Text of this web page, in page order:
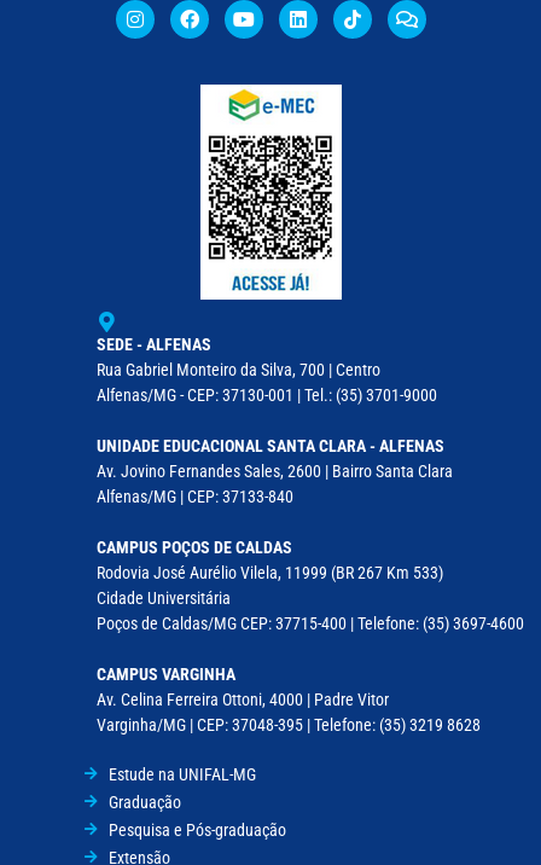
SEDE - ALFENAS
Rua Gabriel Monteiro da Silva, 700 | Centro
Alfenas/MG - CEP: 37130-001 | Tel.: (35) 3701-9000
UNIDADE EDUCACIONAL SANTA CLARA - ALFENAS
Av. Jovino Fernandes Sales, 2600 | Bairro Santa Clara
Alfenas/MG | CEP: 37133-840
CAMPUS POÇOS DE CALDAS
Rodovia José Aurélio Vilela, 11999 (BR 267 Km 533)
Cidade Universitária
Poços de Caldas/MG CEP: 37715-400 | Telefone: (35) 3697-4600
CAMPUS VARGINHA
Av. Celina Ferreira Ottoni, 4000 | Padre Vitor
Varginha/MG | CEP: 37048-395 | Telefone: (35) 3219 8628
Estude na UNIFAL-MG
Graduação
Pesquisa e Pós-graduação
Extensão